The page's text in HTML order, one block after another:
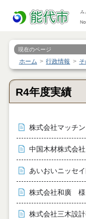
現在のページ
ホーム 行政情報
R4年度実績
株式会社マッチ
中国木材株式会
あいおいニッセ
株式会社和廣 様
株式会社三木設